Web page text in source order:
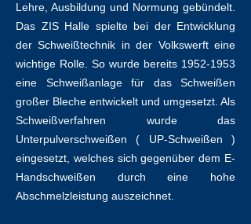
Lehre, Ausbildung und Normung gebündelt.
Das ZIS Halle spielte bei der Entwicklung
der Schweißtechnik in der Volkswerft eine
wichtige Rolle. So wurde bereits 1952-1953
eine Schweißanlage für das Schweißen
großer Bleche entwickelt und umgesetzt. Als
Schweißverfahren wurde das
Unterpulverschweißen ( UP-Schweißen )
eingesetzt, welches sich gegenüber dem E-
Handschweißen durch eine hohe
Abschmelzleistung auszeichnet.